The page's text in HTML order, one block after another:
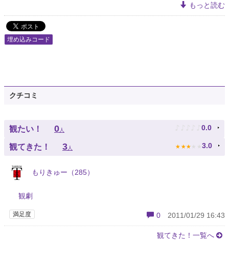
もっと読む
埋め込みコード
クチコミ
観たい！ 0人 ♪ ♪ ♪ ♪ ♪ 0.0
観てきた！ 3人 ★ ★ ★ ★ ★ 3.0
もりきゅー（285）
観劇
満足度 0 2011/01/29 16:43
観てきた！一覧へ